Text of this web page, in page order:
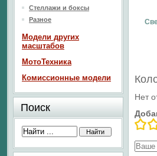
Нет
Стеллажи и боксы
Разное
Модели других
масштабов
МотоТехника
Комиссионные модели
Поиск